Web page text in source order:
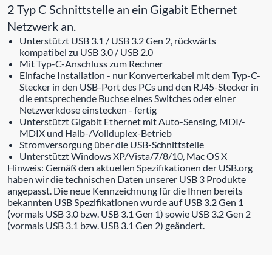
2 Typ C Schnittstelle an ein Gigabit Ethernet
Netzwerk an.
Unterstützt USB 3.1 / USB 3.2 Gen 2, rückwärts
kompatibel zu USB 3.0 / USB 2.0
Mit Typ-C-Anschluss zum Rechner
Einfache Installation - nur Konverterkabel mit dem Typ-C-
Stecker in den USB-Port des PCs und den RJ45-Stecker in
die entsprechende Buchse eines Switches oder einer
Netzwerkdose einstecken - fertig
Unterstützt Gigabit Ethernet mit Auto-Sensing, MDI/-
MDIX und Halb-/Vollduplex-Betrieb
Stromversorgung über die USB-Schnittstelle
Unterstützt Windows XP/Vista/7/8/10, Mac OS X
Hinweis: Gemäß den aktuellen Spezifikationen der USB.org
haben wir die technischen Daten unserer USB 3 Produkte
angepasst. Die neue Kennzeichnung für die Ihnen bereits
bekannten USB Spezifikationen wurde auf USB 3.2 Gen 1
(vormals USB 3.0 bzw. USB 3.1 Gen 1) sowie USB 3.2 Gen 2
(vormals USB 3.1 bzw. USB 3.1 Gen 2) geändert.